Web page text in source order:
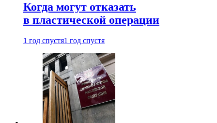
Когда могут отказать
в пластической операции
1 год спустя1 год спустя